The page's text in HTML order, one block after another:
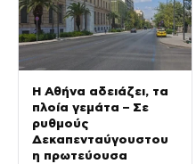
Η Αθήνα αδειάζει, τα
πλοία γεμάτα – Σε
ρυθμούς
Δεκαπενταύγουστου
η πρωτεύουσα